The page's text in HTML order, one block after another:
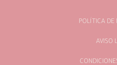
POLÍTICA DE
AVISO